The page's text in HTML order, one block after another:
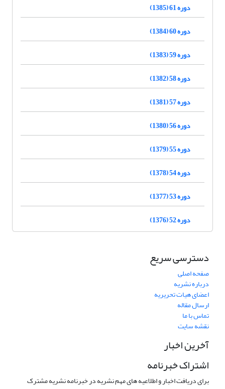
دوره 61 (1385)
دوره 60 (1384)
دوره 59 (1383)
دوره 58 (1382)
دوره 57 (1381)
دوره 56 (1380)
دوره 55 (1379)
دوره 54 (1378)
دوره 53 (1377)
دوره 52 (1376)
دسترسی سریع
صفحه اصلی
درباره نشریه
اعضای هیات تحریریه
ارسال مقاله
تماس با ما
نقشه سایت
آخرین اخبار
اشتراک خبرنامه
برای دریافت اخبار و اطلاعیه های مهم نشریه در خبرنامه نشریه مشترک